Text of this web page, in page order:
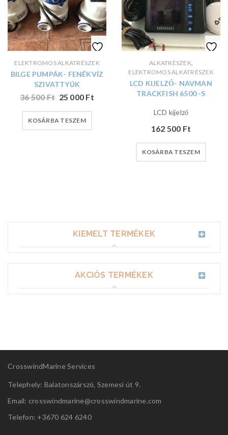
ELEKTROMOS ALKATRÉSZEK
BILGE PUMPÁK- FENÉKVÍZ
SZIVATTYÚK
36 500Ft 25 000 Ft
KOSÁRBA TESZEM
ALKATRÉSZEK,
ELEKTROMOS ALKATRÉSZEK
LCD KIJELZŐ- NAVMAN
TRACKFISH 6500 -S
LCD kijelző
162 500 Ft
KOSÁRBA TESZEM
KIEMELT TERMÉKEK
AKCIÓS TERMÉKEK
CrosswindMarine Services
Telephely: Balatonszárszó, Szemesi út 9.
Email: crosswindmarine@crosswindmarine.com
Telefon: +3670 624 6240